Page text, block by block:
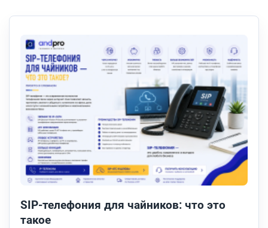
SIP-телефония для чайников: что это
такое